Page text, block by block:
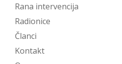
Rana intervencija
Radionice
Članci
Kontakt